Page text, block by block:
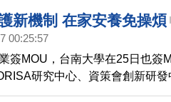
新機制 在家安養免操煩
00:25:57
簽MOU，台南大學在25日也簽
研究中心、資策會創新研
錄，利用FML(網路知識語言)技